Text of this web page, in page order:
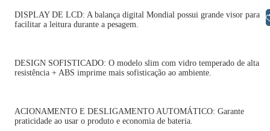
DISPLAY DE LCD: A balança digital Mondial possui grande visor para
facilitar a leitura durante a pesagem.
DESIGN SOFISTICADO: O modelo slim com vidro temperado de alta
resistência + ABS imprime mais sofisticação ao ambiente.
ACIONAMENTO E DESLIGAMENTO AUTOMÁTICO: Garante
praticidade ao usar o produto e economia de bateria.
Libras